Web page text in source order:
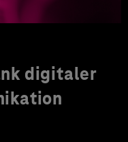
digitaler